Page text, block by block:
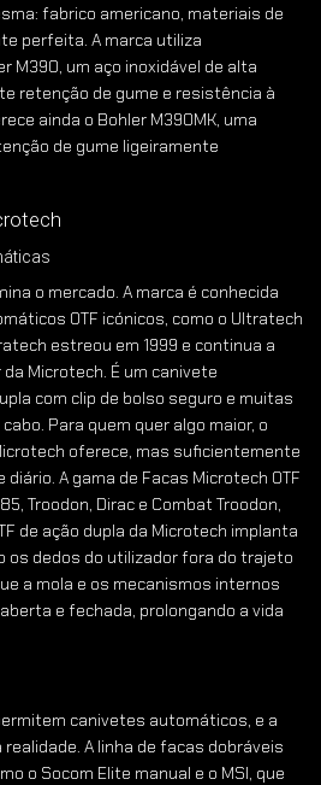
fabrico americano, materiais de
perfeita. A marca utiliza
M390, um aço inoxidável de alta
retenção de gume e resistência à
ainda o Bohler M390MK, uma
de gume ligeiramente
o mercado. A marca é conhecida
OTF icónicos, como o Ultratech
estreou em 1999 e continua a
Microtech. É um canivete
com clip de bolso seguro e muitas
Para quem quer algo maior, o
oferece, mas suficientemente
A gama de Facas Microtech OTF
Troodon, Dirac e Combat Troodon,
de ação dupla da Microtech implanta
os dedos do utilizador fora do trajeto
a mola e os mecanismos internos
e fechada, prolongando a vida
canivetes automáticos, e a
A linha de facas dobráveis
o Socom Elite manual e o MSI, que